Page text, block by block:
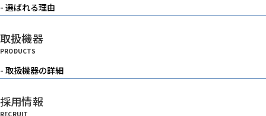
重機
ベルトコンベアー
- 選ばれる理由
取扱機器
PRODUCTS
- 取扱機器の詳細
採用情報
RECRUIT